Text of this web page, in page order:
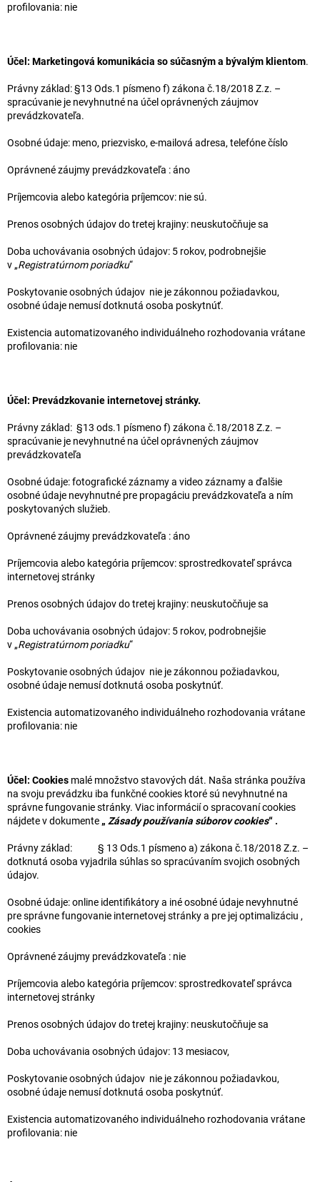
profilovania: nie
Účel: Marketingová komunikácia so súčasným a bývalým klientom.
Právny základ: §13 Ods.1 písmeno f) zákona č.18/2018 Z.z. –
spracúvanie je nevyhnutné na účel oprávnených záujmov
prevádzkovateľa.
Osobné údaje: meno, priezvisko, e-mailová adresa, telefóne číslo
Oprávnené záujmy prevádzkovateľa : áno
Príjemcovia alebo kategória príjemcov: nie sú.
Prenos osobných údajov do tretej krajiny: neuskutočňuje sa
Doba uchovávania osobných údajov: 5 rokov, podrobnejšie
v „Registratúrnom poriadku“
Poskytovanie osobných údajov nie je zákonnou požiadavkou,
osobné údaje nemusí dotknutá osoba poskytnúť.
Existencia automatizovaného individuálneho rozhodovania vrátane
profilovania: nie
Účel: Prevádzkovanie internetovej stránky.
Právny základ: §13 ods.1 písmeno f) zákona č.18/2018 Z.z. –
spracúvanie je nevyhnutné na účel oprávnených záujmov
prevádzkovateľa
Osobné údaje: fotografické záznamy a video záznamy a ďalšie
osobné údaje nevyhnutné pre propagáciu prevádzkovateľa a ním
poskytovaných služieb.
Oprávnené záujmy prevádzkovateľa : áno
Príjemcovia alebo kategória príjemcov: sprostredkovateľ správca
internetovej stránky
Prenos osobných údajov do tretej krajiny: neuskutočňuje sa
Doba uchovávania osobných údajov: 5 rokov, podrobnejšie
v „Registratúrnom poriadku“
Poskytovanie osobných údajov nie je zákonnou požiadavkou,
osobné údaje nemusí dotknutá osoba poskytnúť.
Existencia automatizovaného individuálneho rozhodovania vrátane
profilovania: nie
Účel: Cookies malé množstvo stavových dát. Naša stránka používa
na svoju prevádzku iba funkčné cookies ktoré sú nevyhnutné na
správne fungovanie stránky. Viac informácií o spracovaní cookies
nájdete v dokumente „ Zásady používania súborov cookies“ .
Právny základ: § 13 Ods.1 písmeno a) zákona č.18/2018 Z.z. –
dotknutá osoba vyjadrila súhlas so spracúvaním svojich osobných
údajov.
Osobné údaje: online identifikátory a iné osobné údaje nevyhnutné
pre správne fungovanie internetovej stránky a pre jej optimalizáciu ,
cookies
Oprávnené záujmy prevádzkovateľa : nie
Príjemcovia alebo kategória príjemcov: sprostredkovateľ správca
internetovej stránky
Prenos osobných údajov do tretej krajiny: neuskutočňuje sa
Doba uchovávania osobných údajov: 13 mesiacov,
Poskytovanie osobných údajov nie je zákonnou požiadavkou,
osobné údaje nemusí dotknutá osoba poskytnúť.
Existencia automatizovaného individuálneho rozhodovania vrátane
profilovania: nie